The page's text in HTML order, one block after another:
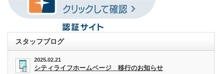
スタッフブログ
2025.02.21
シティライフホームページ 移行のお知らせ